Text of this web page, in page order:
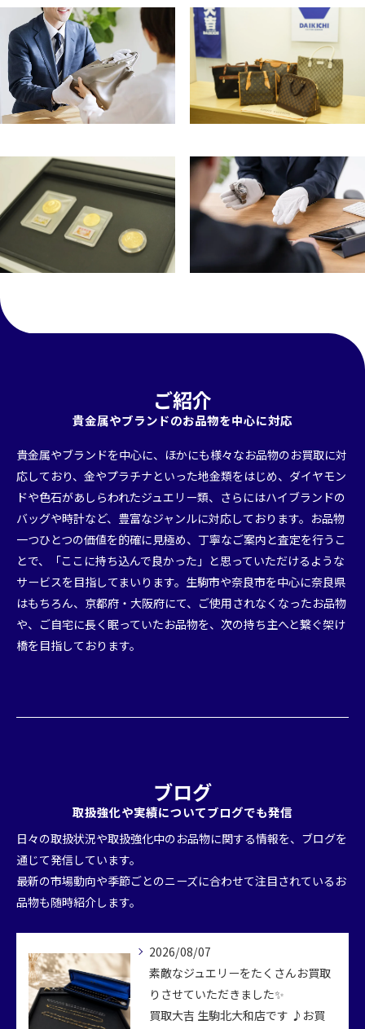
貴金属やブランドのお品物を中心に対応
ご紹介
貴金属やブランドを中心に、ほかにも様々なお品物のお買取に対
応しており、金やプラチナといった地金類をはじめ、ダイヤモン
ドや色石があしらわれたジュエリー類、さらにはハイブランドの
バッグや時計など、豊富なジャンルに対応しております。お品物
一つひとつの価値を的確に見極め、丁寧なご案内と査定を行うこ
とで、「ここに持ち込んで良かった」と思っていただけるような
サービスを目指してまいります。生駒市や奈良市を中心に奈良県
はもちろん、京都府・大阪府にて、ご使用されなくなったお品物
や、ご自宅に長く眠っていたお品物を、次の持ち主へと繋ぐ架け
橋を目指しております。
取扱強化や実績についてブログでも発信
ブログ
日々の取扱状況や取扱強化中のお品物に関する情報を、ブログを
通じて発信しています。
最新の市場動向や季節ごとのニーズに合わせて注目されているお
品物も随時紹介します。
2026/08/07
素敵なジュエリーをたくさんお買取
りさせていただきました✨
買取大吉 生駒北大和店です ♪お買